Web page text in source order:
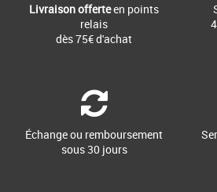
Livraison offerteen points
relais
dès 75€ d'achat
Échange ou remboursement
sous 30 jours